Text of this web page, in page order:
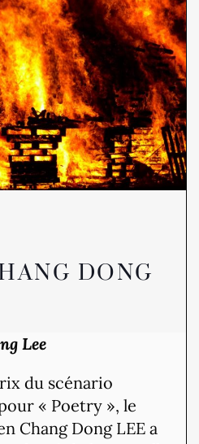
DONG
Lee
du scénario
« Poetry », le
Chang Dong LEE a